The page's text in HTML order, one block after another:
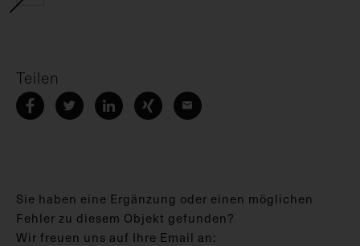
Teilen
Sie haben eine Ergänzung oder einen möglichen
Fehler zu diesem Objekt gefunden?
Wir freuen uns auf Ihre Email an: